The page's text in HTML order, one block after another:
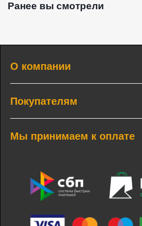
Ранее вы смотрели
О компании
Покупателям
Мы принимаем к оплате